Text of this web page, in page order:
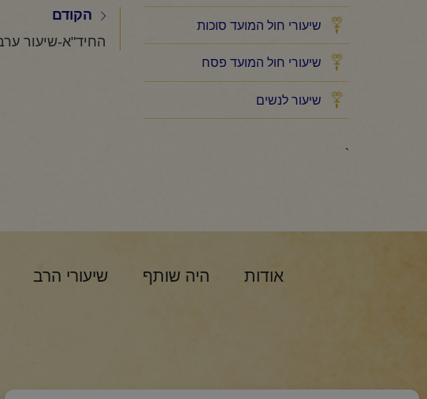
שיעורי חול המועד סוכות
שיעורי חול המועד פסח
שיעור לנשים
`
הקודם
אודות היה שותף שיעורי הרב